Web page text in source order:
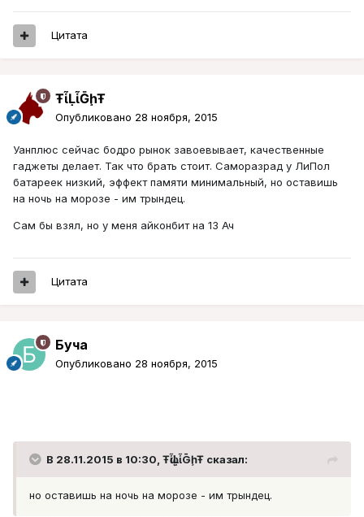
Цитата
ŦᾡἷḶἷḠḩŦ
Опубликовано 28 ноября, 2015
Уанплюс сейчас бодро рынок завоевывает, качественные
гаджеты делает. Так что брать стоит. Саморазрад у ЛиПол
батареек низкий, эффект памяти минимальный, но оставишь
на ночь на морозе - им трындец.
Сам бы взял, но у меня айконбит на 13 Ач
Цитата
Буча
Опубликовано 28 ноября, 2015
В 28.11.2015 в 10:30, ŦᾡἷḶἷḠḩŦ сказал:
но оставишь на ночь на морозе - им трындец.